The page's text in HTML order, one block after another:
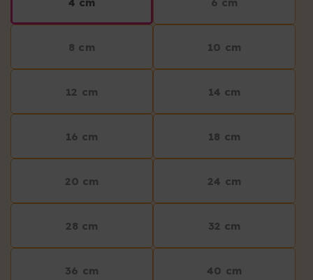
8 cm 10 cm
12 cm 14 cm
16 cm 18 cm
20 cm 24 cm
28 cm 32 cm
36 cm 40 cm